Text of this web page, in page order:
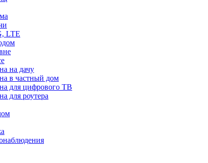
LTE
на дачу
в частный дом
для цифрового ТВ
для роутера